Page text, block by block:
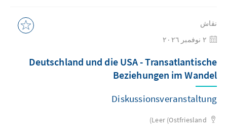
نقاش
Deutschland und die USA - Transatlantische
Beziehungen im Wandel
Diskussionsveranstaltung
Leer (Ostfriesland)